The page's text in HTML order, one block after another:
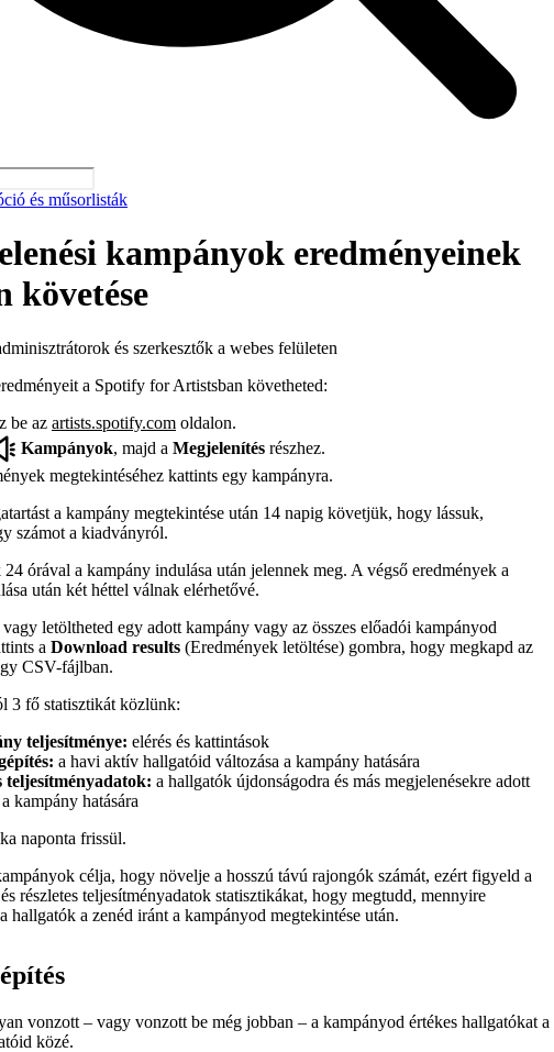
és műsorlisták
kampányok eredményeinek
követése
és szerkesztők a webes felületen
a Spotify for Artistsban követheted:
be az artists.spotify.com oldalon.
Kampányok, majd a Megjelenítés részhez.
megtekintéséhez kattints egy kampányra.
a kampány megtekintése után 14 napig követjük, hogy lássuk,
számot a kiadványról.
órával a kampány indulása után jelennek meg. A végső eredmények a
után két héttel válnak elérhetővé.
letöltheted egy adott kampány vagy az összes előadói kampányod
a Download results (Eredmények letöltése) gombra, hogy megkapd az
CSV-fájlban.
3 fő statisztikát közlünk:
teljesítménye: elérés és kattintások
a havi aktív hallgatóid változása a kampány hatására
teljesítményadatok: a hallgatók újdonságodra és más megjelenésekre adott
kampány hatására
naponta frissül.
célja, hogy növelje a hosszú távú rajongók számát, ezért figyeld a
részletes teljesítményadatok statisztikákat, hogy megtudd, mennyire
hallgatók a zenéd iránt a kampányod megtekintése után.
vonzott – vagy vonzott be még jobban – a kampányod értékes hallgatókat a
közé.